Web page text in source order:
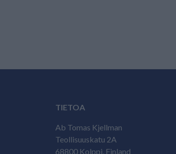
TIETOA
Ab Tomas Kjellman
Teollisuuskatu 2A
68800 Kolppi, Finland